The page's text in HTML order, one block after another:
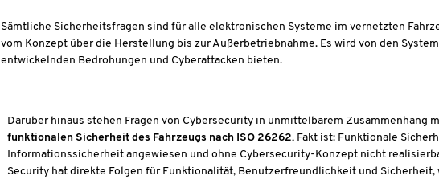
Sämtliche Sicherheitsfragen sind für alle elektronischen Systeme im vernetzten
vom Konzept über die Herstellung bis zur Außerbetriebnahme. Es wird von den
entwickelnden Bedrohungen und Cyberattacken bieten.
Darüber hinaus stehen Fragen von Cybersecurity in unmittelbarem Zusammenhang
funktionalen Sicherheit des Fahrzeugs nach ISO 26262. Fakt ist: Funktionale
Informationssicherheit angewiesen und ohne Cybersecurity-Konzept nicht
Security hat direkte Folgen für Funktionalität, Benutzerfreundlichkeit und Sicherheit,